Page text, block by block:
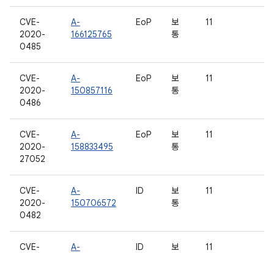
CVE-
2020-
0485
A-
166125765
EoP
보
통
11
CVE-
2020-
0486
A-
150857116
EoP
보
통
11
CVE-
2020-
27052
A-
158833495
EoP
보
통
11
CVE-
2020-
0482
A-
150706572
ID
보
통
11
CVE-
A-
ID
보
11